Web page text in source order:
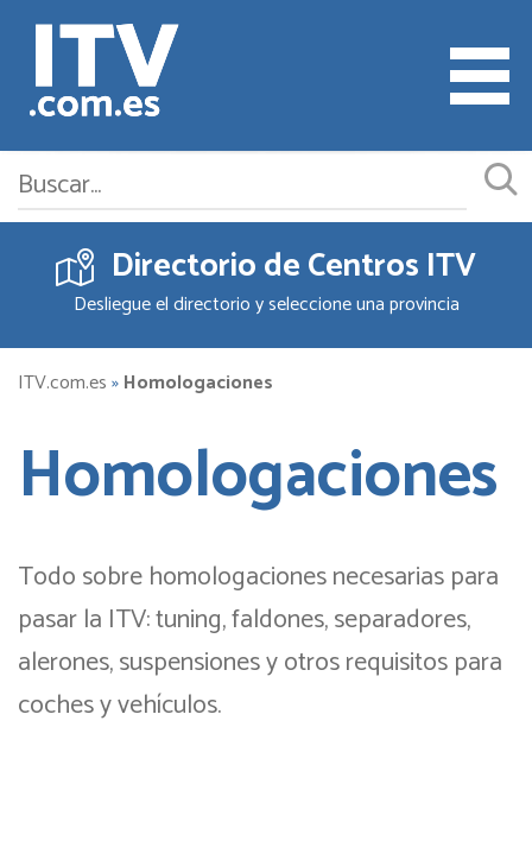
Cita ITV
Cambiar o Anular Cita
Empresas ITV
Precios
Quejas
Cita DGT
Directorio de Centros ITV
Desliegue el directorio y seleccione una provincia
ITV.com.es»Homologaciones
Homologaciones
Todo sobre homologaciones necesarias para
pasar la ITV: tuning, faldones, separadores,
alerones, suspensiones y otros requisitos para
coches y vehículos.